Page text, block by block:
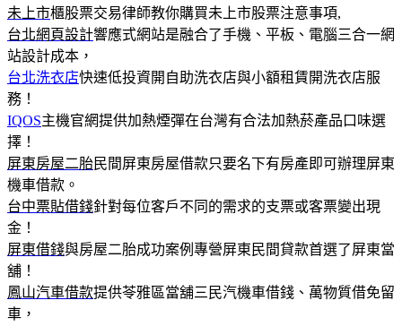
未上市櫃股票交易律師教你購買未上市股票注意事項,
台北網頁設計響應式網站是融合了手機、平板、電腦三合一網
站設計成本，
台北洗衣店快速低投資開自助洗衣店與小額租賃開洗衣店服
務！
IQOS主機官網提供加熱煙彈在台灣有合法加熱菸產品口味選
擇！
屏東房屋二胎民間屏東房屋借款只要名下有房產即可辦理屏東
機車借款。
台中票貼借錢針對每位客戶不同的需求的支票或客票變出現
金！
屏東借錢與房屋二胎成功案例專營屏東民間貸款首選了屏東當
舖！
鳳山汽車借款提供苓雅區當舖三民汽機車借錢、萬物質借免留
車，